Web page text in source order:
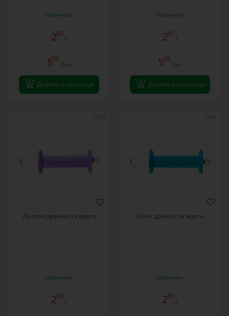
Наличен
260
€
509
Лева
Добави в кошница
Наличен
260
€
509
Лева
Добави в кошница
1202
Лилава дръжка за врата
Наличен
260
€
1205
Синя дръжка за врата
Наличен
260
€